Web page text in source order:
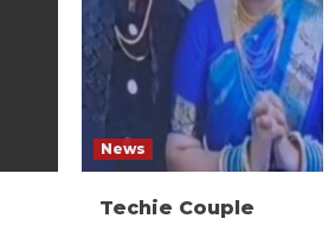
News
Techie Couple